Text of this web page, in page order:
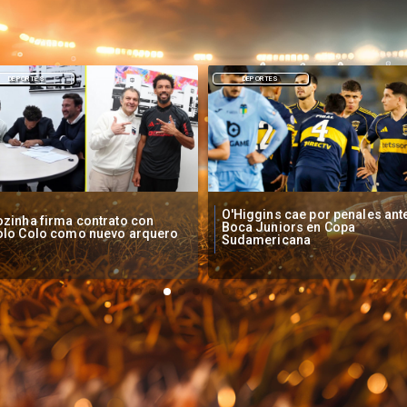
cae por penales ante
Juniors en Copa
DEPORTES
Operadores de apuestas
piden acelerar regulación en
Chile
NACIONAL